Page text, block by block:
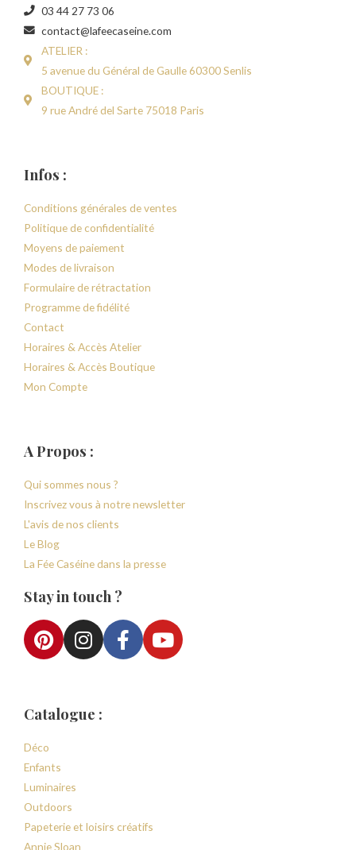
03 44 27 73 06
contact@lafeecaseine.com
ATELIER :
5 avenue du Général de Gaulle 60300 Senlis
BOUTIQUE :
9 rue André del Sarte 75018 Paris
Infos :
Conditions générales de ventes
Politique de confidentialité
Moyens de paiement
Modes de livraison
Formulaire de rétractation
Programme de fidélité
Contact
Horaires & Accès Atelier
Horaires & Accès Boutique
Mon Compte
A Propos :
Qui sommes nous ?
Inscrivez vous à notre newsletter
L'avis de nos clients
Le Blog
La Fée Caséine dans la presse
Stay in touch ?
Catalogue :
Déco
Enfants
Luminaires
Outdoors
Papeterie et loisirs créatifs
Annie Sloan